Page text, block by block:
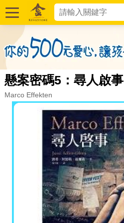
懸案密碼5：尋人啟事
Marco Effekten